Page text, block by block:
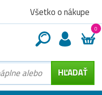
Všetko o nákupe
0